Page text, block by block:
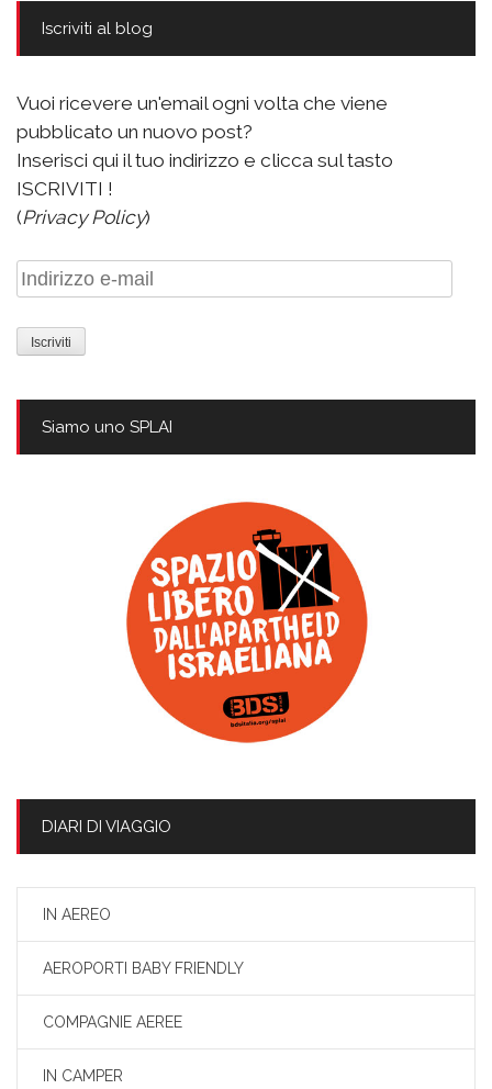
Iscriviti al blog
Vuoi ricevere un'email ogni volta che viene
pubblicato un nuovo post?
Inserisci qui il tuo indirizzo e clicca sul tasto
ISCRIVITI !
(Privacy Policy)
Indirizzo
e-
mail
Siamo uno SPLAI
DIARI DI VIAGGIO
IN AEREO
AEROPORTI BABY FRIENDLY
COMPAGNIE AEREE
IN CAMPER